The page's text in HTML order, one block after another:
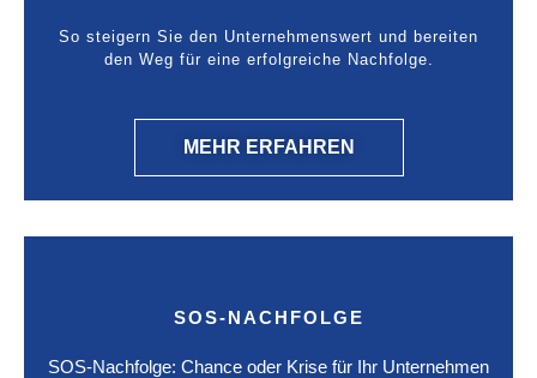
So steigern Sie den Unternehmenswert und bereiten
den Weg für eine erfolgreiche Nachfolge.
MEHR ERFAHREN
SOS-NACHFOLGE
SOS-Nachfolge: Chance oder Krise für Ihr Unternehmen